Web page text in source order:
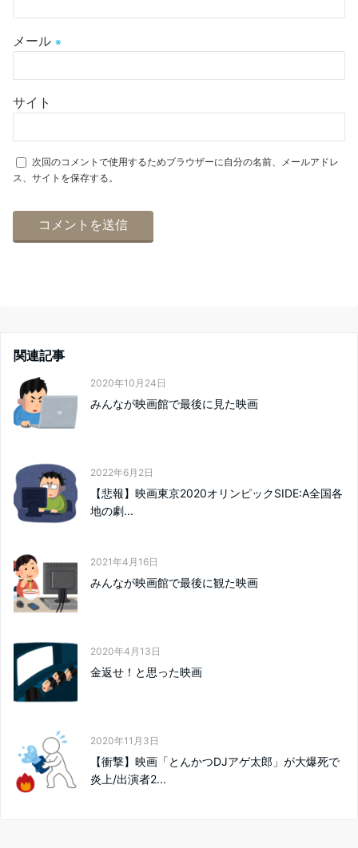
メール ※
サイト
次回のコメントで使用するためブラウザーに自分の名前、メールアドレ
ス、サイトを保存する。
関連記事
2020年10月24日
みんなが映画館で最後に見た映画
2022年6月2日
【悲報】映画東京2020オリンピックSIDE:A全国各
地の劇...
2021年4月16日
みんなが映画館で最後に観た映画
2020年4月13日
金返せ！と思った映画
2020年11月3日
【衝撃】映画「とんかつDJアゲ太郎」が大爆死で
炎上/出演者2...